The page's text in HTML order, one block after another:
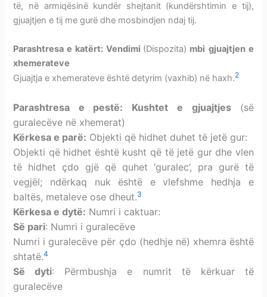
të, në armiqësinë kundër shejtanit (kundërshtimin e tij),
gjuajtjen e tij me gurë dhe mosbindjen ndaj tij.
Parashtresa e katërt: Vendimi (Dispozita) mbi gjuajtjen e
xhemerateve
Gjuajtja e xhemerateve është detyrim (vaxhib) në haxh.2
Parashtresa e pestë: Kushtet e gjuajtjes (së
guralecëve në xhemerat)
Kërkesa e parë: Objekti që hidhet duhet të jetë gur:
Objekti që hidhet është kusht që të jetë gur dhe vlen
të hidhet çdo gjë që quhet ‘guralec’, pra gurë të
vegjël; ndërkaq nuk është e vlefshme hedhja e
baltës, metaleve ose dheut.3
Kërkesa e dytë: Numri i caktuar:
Së pari: Numri i guralecëve
Numri i guralecëve për çdo (hedhje në) xhemra është
shtatë.4
Së dyti: Përmbushja e numrit të kërkuar të
guralecëve